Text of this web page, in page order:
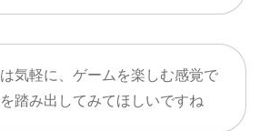
気軽に、ゲームを楽しむ感覚で
踏み出してみてほしいですね